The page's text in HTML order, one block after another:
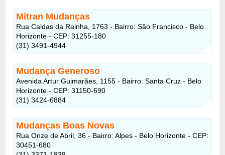
Mitran Mudanças
Rua Caldas da Rainha, 1763 - Bairro: São Francisco - Belo
Horizonte - CEP: 31255-180
(31) 3491-4944
Mudança Generoso
Avenida Artur Guimarães, 1155 - Bairro: Santa Cruz - Belo
Horizonte - CEP: 31150-690
(31) 3424-6884
Mudanças Boas Novas
Rua Onze de Abril, 36 - Bairro: Alpes - Belo Horizonte - CEP:
30451-680